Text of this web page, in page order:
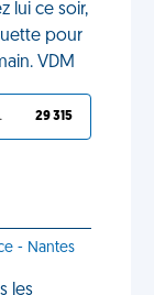
lui ce soir,
pour
VDM
29 315
- Nantes
les